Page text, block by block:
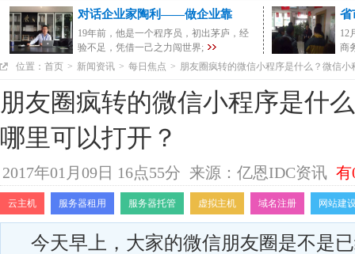
对话企业家陶利——做企业靠
19年前，他是一个程序员，初出茅庐，经
验不足，凭借一己之力闯世界;
省
12
商
位置： 首页 > 新闻资讯 > 每日焦点 > 朋友圈疯转的微信小程序是什么？微信
朋友圈疯转的微信小程序是什
哪里可以打开？
2017年01月09日 16点55分 来源：亿恩IDC资讯 有
云主机 服务器租用 服务器托管 虚拟主机 域名注册 网站建
今天早上，大家的微信朋友圈是不是